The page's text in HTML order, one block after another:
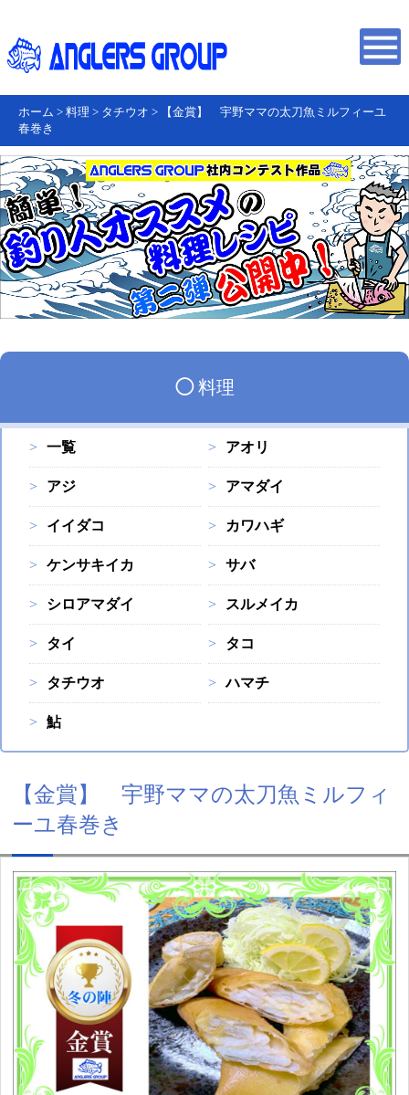
ホーム > 料理 > タチウオ >
【金賞】 宇野ママの太刀魚ミルフィーユ
春巻き
◯料理
一覧 アオリ
アジ アマダイ
イイダコ カワハギ
ケンサキイカ サバ
シロアマダイ スルメイカ
タイ タコ
タチウオ ハマチ
鮎
【金賞】 宇野ママの太刀魚ミルフィ
ーユ春巻き